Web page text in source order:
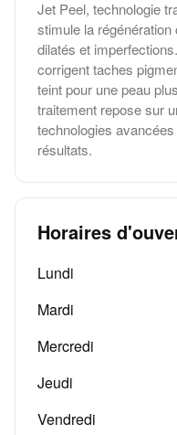
Jet Peel, technologie
stimule la
dilatés et
corrigent taches
teint pour une peau
traitement repose sur
technologies
résultats.
Horaires
Lundi
Mardi
Mercredi
Jeudi
Vendredi